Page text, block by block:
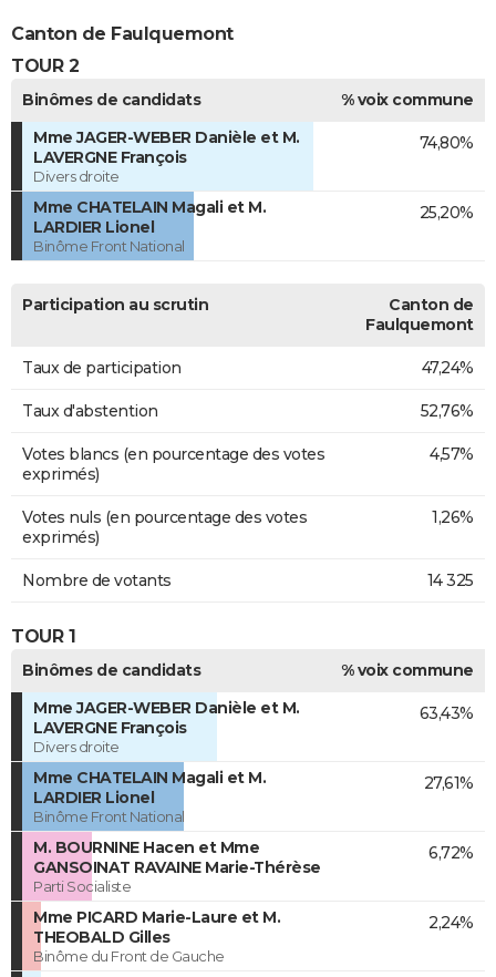
Canton de Faulquemont
TOUR 2
Binômes de candidats
% voix commune
Mme JAGER-WEBER Danièle et M.
LAVERGNE François
Divers droite
74,80%
Mme CHATELAIN Magali et M.
LARDIER Lionel
Binôme Front National
25,20%
Participation au scrutin
Canton de
Faulquemont
Taux de participation 47,24%
Taux d'abstention 52,76%
Votes blancs (en pourcentage des votes
exprimés)
4,57%
Votes nuls (en pourcentage des votes
exprimés)
1,26%
Nombre de votants 14 325
TOUR 1
Binômes de candidats
% voix commune
Mme JAGER-WEBER Danièle et M.
LAVERGNE François
Divers droite
63,43%
Mme CHATELAIN Magali et M.
LARDIER Lionel
Binôme Front National
27,61%
M. BOURNINE Hacen et Mme
GANSOINAT RAVAINE Marie-Thérèse
Parti Socialiste
6,72%
Mme PICARD Marie-Laure et M.
THEOBALD Gilles
Binôme du Front de Gauche
2,24%